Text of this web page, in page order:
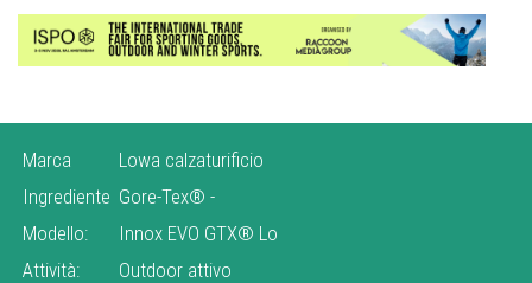
Marca
Lowa calzaturificio
Ingrediente Gore-Tex® -
Modello:
Innox EVO GTX® Lo
Attività:
Outdoor attivo